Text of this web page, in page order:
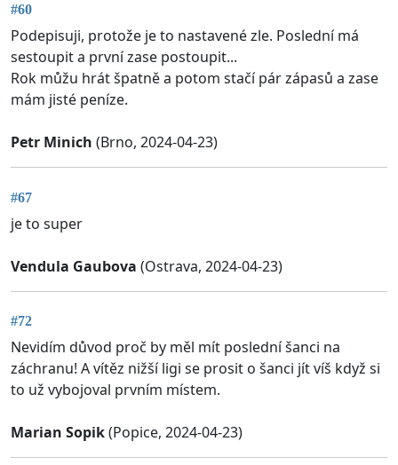
#60
Podepisuji, protože je to nastavené zle. Poslední má
sestoupit a první zase postoupit...
Rok můžu hrát špatně a potom stačí pár zápasů a zase
mám jisté peníze.
Petr Minich (Brno, 2024-04-23)
#67
je to super
Vendula Gaubova (Ostrava, 2024-04-23)
#72
Nevidím důvod proč by měl mít poslední šanci na
záchranu! A vítěz nižší ligi se prosit o šanci jít víš když si
to už vybojoval prvním místem.
Marian Sopik(Popice, 2024-04-23)